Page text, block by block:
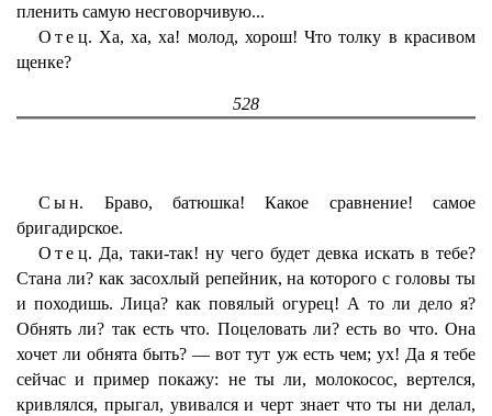
пленить самую несговорчивую...
Отец. Ха, ха, ха! молод, хорош! Что толку в красивом
щенке?
528
Сын. Браво, батюшка! Какое сравнение! самое
бригадирское.
Отец. Да, таки-так! ну чего будет девка искать в тебе?
Стана ли? как засохлый репейник, на которого с головы ты
и походишь. Лица? как повялый огурец! А то ли дело я?
Обнять ли? так есть что. Поцеловать ли? есть во что. Она
хочет ли обнята быть? — вот тут уж есть чем; ух! Да я тебе
сейчас и пример покажу: не ты ли, молокосос, вертелся,
кривлялся, прыгал, увивался и черт знает что ты ни делал,